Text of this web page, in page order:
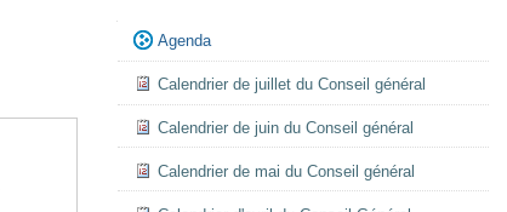
Navigation
Agenda
Calendrier de juillet du Conseil général
Calendrier de juin du Conseil général
Calendrier de mai du Conseil général